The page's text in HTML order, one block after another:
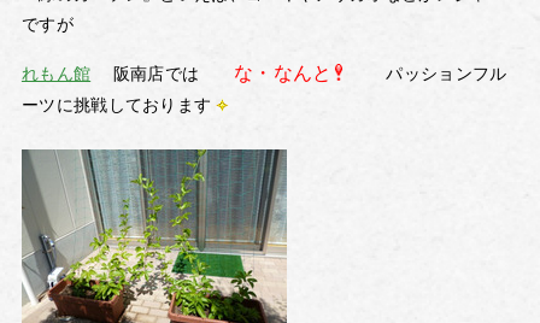
ですが
れもん館 阪南店では な・なんと
パッションフル
ーツに挑戦しております